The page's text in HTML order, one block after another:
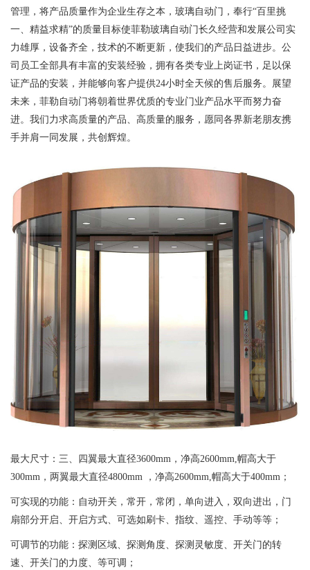
管理，将产品质量作为企业生存之本，玻璃自动门，奉行“百里挑
一、精益求精”的质量目标使菲勒玻璃自动门长久经营和发展公司实
力雄厚，设备齐全，技术的不断更新，使我们的产品日益进步。公
司员工全部具有丰富的安装经验，拥有各类专业上岗证书，足以保
证产品的安装，并能够向客户提供24小时全天候的售后服务。展望
未来，菲勒自动门将朝着世界优质的专业门业产品水平而努力奋
进。我们力求高质量的产品、高质量的服务，愿同各界新老朋友携
手并肩一同发展，共创辉煌。
最大尺寸：三、四翼最大直径3600mm，净高2600mm,帽高大于
300mm，两翼最大直径4800mm ，净高2600mm,帽高大于400mm；
可实现的功能：自动开关，常开，常闭，单向进入，双向进出，门
扇部分开启、开启方式、可选如刷卡、指纹、遥控、手动等等；
可调节的功能：探测区域、探测角度、探测灵敏度、开关门的转
速、开关门的力度、等可调；